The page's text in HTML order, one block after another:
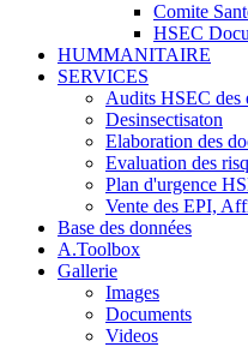
Comite
HSEC
HUMMANITAIRE
SERVICES
Audits HSEC des
Desinsectisaton
Elaboration des
Evaluation des
Plan d'urgence
Vente des EPI,
Base des données
A.Toolbox
Gallerie
Images
Documents
Videos